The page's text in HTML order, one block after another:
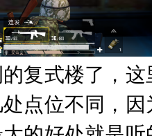
复式楼了，
点位不同，